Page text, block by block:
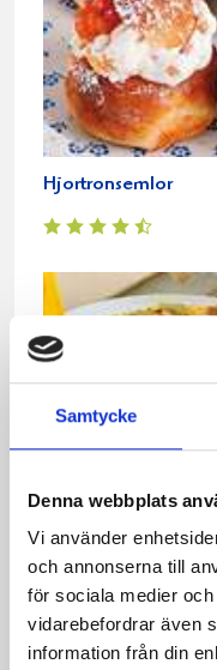
Samtycke
Denna webbplats
Vi använder
och annonserna till
för sociala medier
vidarebefordrar även
information från din
Hjortronsemlor
Påskdessert